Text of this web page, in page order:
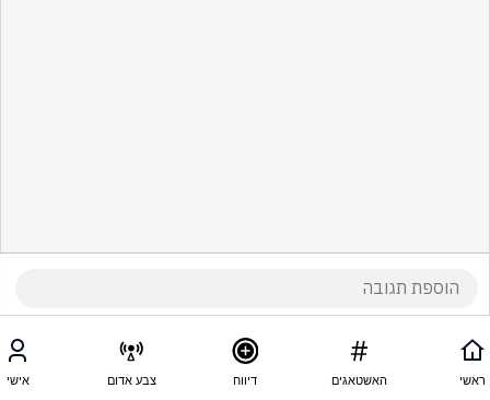
ראשי האשטאגים דיווח צבע אדום אישי